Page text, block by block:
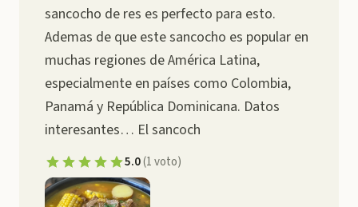
sancocho de res es perfecto para esto.
Ademas de que este sancocho es popular en
muchas regiones de América Latina,
especialmente en países como Colombia,
Panamá y República Dominicana. Datos
interesantes… El sancoch
5.0(1voto)